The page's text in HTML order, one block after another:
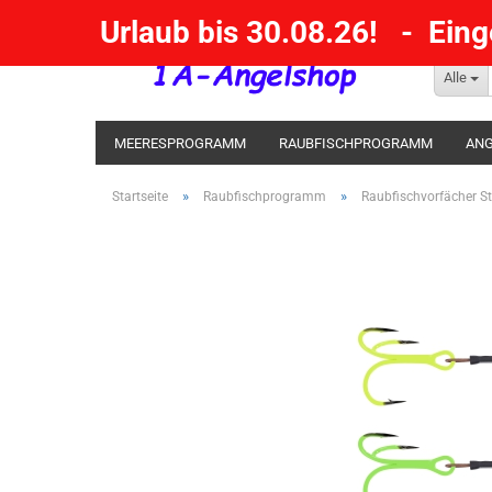
Alle
Urlaub bis 30.08.26! -
MEERESPROGRAMM RAUBFISCHPROGRAMM
KESCHER / SENKE / GAFF POSEN SBIRULINOS
Startseite » Raubfischprogramm » Raubfischvorfächer